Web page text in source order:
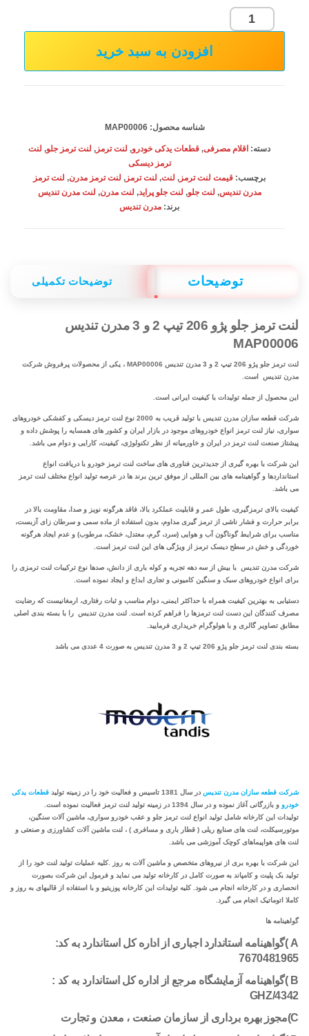
لنت
2
3
افزودن به سبد خرید
شناسه محصول:MAP00006
دسته: اقلام مصرفی, قطعات یدکی خودرو, لنت ترمز , لنت ترمز جلو, لنت
ترمز دیسکی
برچسب: قیمت لنت ترمز , لنت, لنت ترمز , لنت ترمز مدرن, لنت ترمز
مدرن تندیس, لنت جلو, لنت جلو پراید, لنت مدرن, لنت مدرن تندیس
برند: مدرن تندیس
توضیحات توضیحات تکمیلی
لنت ترمز جلو پژو 206 تیپ 2 و 3 مدرن تندیس
MAP00006
لنت ترمز جلو پژو 206 تیپ 2 و 3 مدرن تندیس MAP00006 ، یکی از محصولات پرفروش شرکت
مدرن تندیس است.
این محصول از جمله تولیدات با کیفیت ایرانی است.
شرکت قطعه سازان مدرن تندیس با تولید قریب به 2000 نوع لنت ترمز دیسکی و کفشکی خودروهای
سواری، نیاز لنت ترمز انواع خودروهای موجود در بازار ایران و کشور های همسایه را پوشش داده و
پیشتاز صنعت لنت ترمز در ایران و خاورمیانه از نظر تکنولوژی، کیفیت، کارایی و دوام می باشد.
این شرکت با بهره‌ گیری از جدیدترین‌ فناوری‌ های ساخت لنت ترمز خودرو با دریافت انواع
استانداردها و گواهینامه‌ های بین ‌المللی از موفق ترین برند ها در عرصه تولید انواع مختلف لنت ترمز
می باشد.
کیفیت بالای ترمزگیری، طول عمر و قابلیت عملکرد بالا، فاقد هرگونه نویز و صدا، مقاومت بالا در
برابر حرارت و فشار ناشی از ترمز گیری مداوم، بدون استفاده از ماده سمی و سرطان زای آزبست،
مناسب برای شرایط گوناگون آب و هوایی (سرد، گرم، معتدل، خشک، مرطوب) و عدم ایجاد هرگونه
خوردگی و خش در سطح دیسک ترمز از ویژگی های این لنت ترمز است.
شرکت مدرن تندیس با بیش از سه دهه تجربه و کوله باری از دانش، صدها نوع ترکیبات لنت ترمزی را
برای انواع خودروهای سبک و سنگین کامیونی و تجاری ابداع و ایجاد نموده است.
دستیابی به بهترین کیفیت همراه با حداکثر ایمنی، دوام مناسب و ثبات رفتاری، ارمغانیست که رضایت
مصرف کنندگان این دست لنت ترمزها را فراهم کرده است. لنت مدرن تندیس را با بسته بندی اصلی
مطابق تصاویر گالری و با هولوگرام خریداری فرمایید.
بسته بندی لنت ترمز جلو پژو 206 تیپ 2 و 3 مدرن تندیس به صورت 4 عددی می باشد
شرکت قطعه سازان مدرن تندیسدر سال 1381 تاسیس و فعالیت خود را در زمینه تولید
قطعات یدکی
خودرو و بازرگانی آغاز نموده و در سال 1394 در زمینه تولید لنت ترمز فعالیت نموده است.
تولیدات این کارخانه شامل تولید انواع لنت ترمز جلو و عقب خودرو سواری، ماشین آلات سنگین،
موتورسیکلت، لنت های صنایع ریلی ( قطار باری و مسافری ) ، لنت ماشین آلات کشاورزی و صنعتی و
لنت های هواپیماهای کوچک آموزشی می باشد.
این شرکت با بهره بری از نیروهای متخصص و ماشین آلات به روز .کلیه عملیات تولید لنت خود را از
تولید بک پلیت و کامپاند به صورت کامل در کارخانه تولید می نماید و فرمول این شرکت بصورت
انحصاری و در کارخانه انجام می شود. کلیه تولیدات این کارخانه پوزیتیو و با استفاده از قالبهای به روز و
کاملا اتوماتیک انجام می گیرد.
گواهینامه ها
A )گواهینامه استاندارد اجباری از اداره کل استاندارد به کد:
7670481965
B )گواهینامه آزمایشگاه مرجع از اداره کل استاندارد به کد :
GHZ/4342
C)مجوز بهره برداری از سازمان صنعت ، معدن و تجارت